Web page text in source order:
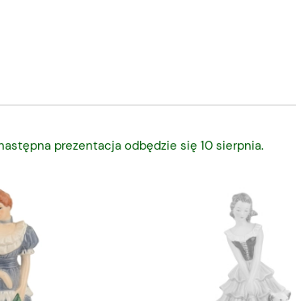
prezentacja odbędzie się 10 sierpnia.